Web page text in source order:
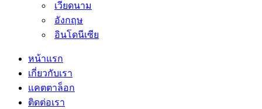
เวียดนาม
อังกฤษ
อินโดนีเซีย
หน้าแรก
เกี่ยวกับเรา
แคตตาล็อก
ติดต่อเรา